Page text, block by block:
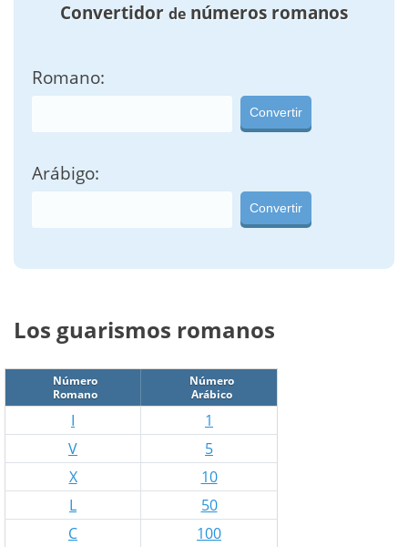
Convertidor de números romanos
Romano:
Convertir
Arábigo:
Convertir
Los guarismos romanos
Número
Romano
Número
Arábico
I
1
V
5
X
10
L
50
C
100